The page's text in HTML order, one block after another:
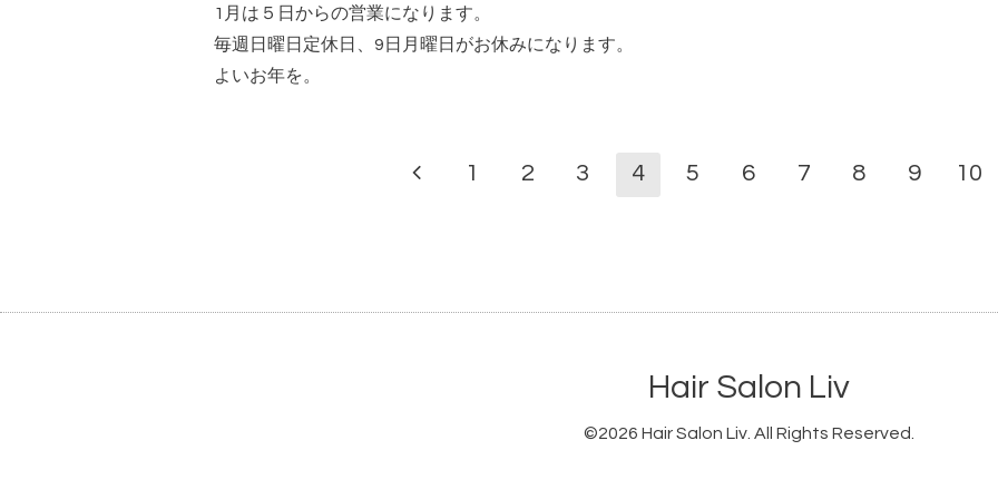
1月は５日からの営業になります。
毎週日曜日定休日、9日月曜日がお休みになります。
よいお年を。
1 2 3 4 5 6 7 8 9 10
Hair Salon Liv
©2026 Hair Salon Liv. All Rights Reserved.